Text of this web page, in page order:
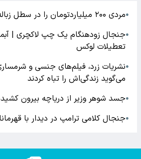
●مردی ۲۰۰ میلیاردتومان را در سطل زباله انداخت!
●جنجال زودهنگام یک چپ لاکچری |
تعطیلات لوکس
●نشریات زرد، فیلم‌های جنسی و
می‌گوید زندگی‌اش را تباه کردند
●جسد شوهر وزیر از دریاچه بیرون
●جنجال کلامی ترامپ در دیدار با